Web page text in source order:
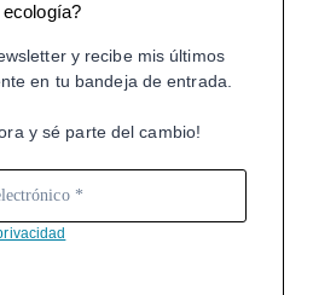
ecología?
y recibe mis últimos
en tu bandeja de entrada.
y sé parte del cambio!